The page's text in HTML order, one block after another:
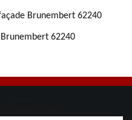
Brunembert 62240
62240